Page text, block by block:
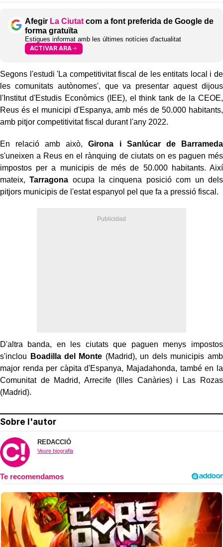
Afegir La Ciutat com a font preferida de Google de
forma gratuïta
Estigues informat amb les últimes notícies d'actualitat
ACTIVAR ARA
Segons l'estudi 'La competitivitat fiscal de les entitats local i de
les comunitats autònomes', que va presentar aquest dijous
l'Institut d'Estudis Econòmics (IEE), el think tank de la CEOE,
Reus és el municipi d'Espanya, amb més de 50.000 habitants,
amb pitjor competitivitat fiscal durant l'any 2022.
En relació amb això,Girona i Sanlúcar de Barrameda
s'uneixen a Reus en el rànquing de ciutats on es paguen més
impostos per a municipis de més de 50.000 habitants. Així
mateix,Tarragona ocupa la cinquena posició com un dels
pitjors municipis de l'estat espanyol pel que fa a pressió fiscal.
D'altra banda, en les ciutats que paguen menys impostos
s'inclou
Boadilla del Monte (Madrid), un dels municipis amb
major renda per càpita d'Espanya, Majadahonda, també en la
Comunitat de Madrid, Arrecife (Illes Canàries) i Las Rozas
(Madrid).
Sobre l'autor
REDACCIÓ
Veure biografia